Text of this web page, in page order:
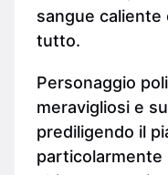
sangue caliente
tutto.
Personaggio
meravigliosi e
prediligendo il
particolarmente